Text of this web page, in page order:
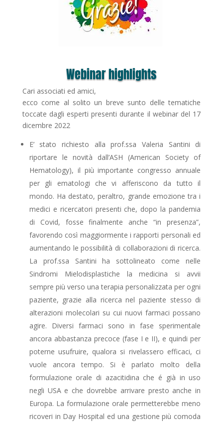
Webinar highlights
Cari associati ed amici,
ecco come al solito un breve sunto delle tematiche
toccate dagli esperti presenti durante il webinar del 17
dicembre 2022
E’ stato richiesto alla prof.ssa Valeria Santini di
riportare le novità dall’ASH (American Society of
Hematology), il più importante congresso annuale
per gli ematologi che vi afferiscono da tutto il
mondo. Ha destato, peraltro, grande emozione tra i
medici e ricercatori presenti che, dopo la pandemia
di Covid, fosse finalmente anche “in presenza”,
favorendo così maggiormente i rapporti personali ed
aumentando le possibilità di collaborazioni di ricerca.
La prof.ssa Santini ha sottolineato come nelle
Sindromi Mielodisplastiche la medicina si avvii
sempre più verso una terapia personalizzata per ogni
paziente, grazie alla ricerca nel paziente stesso di
alterazioni molecolari su cui nuovi farmaci possano
agire. Diversi farmaci sono in fase sperimentale
ancora abbastanza precoce (fase I e II), e quindi per
poterne usufruire, qualora si rivelassero efficaci, ci
vuole ancora tempo. Si è parlato molto della
formulazione orale di azacitidina che é già in uso
negli USA e che dovrebbe arrivare presto anche in
Europa. La formulazione orale permetterebbe meno
ricoveri in Day Hospital ed una gestione più comoda